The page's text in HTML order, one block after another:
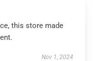
this store made
Nov 1, 2024